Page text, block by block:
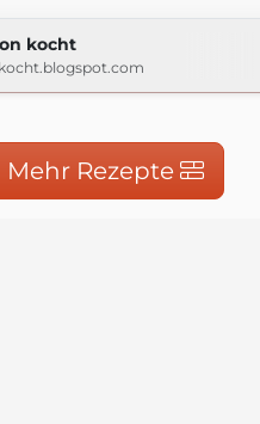
kocht
Mehr Rezepte